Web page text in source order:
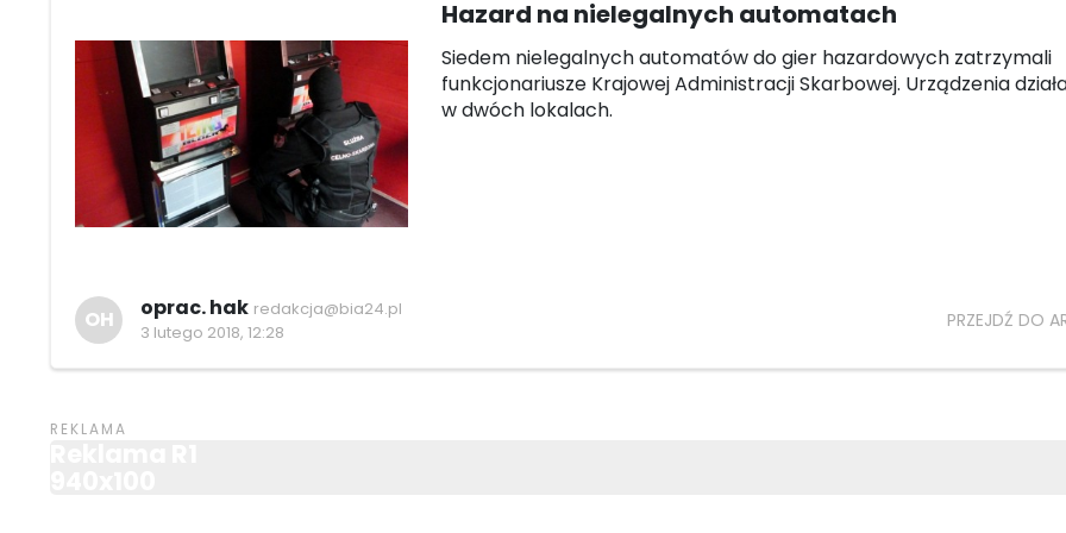
Hazard na nielegalnych automatach
Siedem nielegalnych automatów do gier hazardowych zatrzymali
funkcjonariusze Krajowej Administracji Skarbowej. Urządzenia
w dwóch lokalach.
OH oprac. hak redakcja@bia24.pl
3 lutego 2018, 12:28
PRZEJDŹ DO